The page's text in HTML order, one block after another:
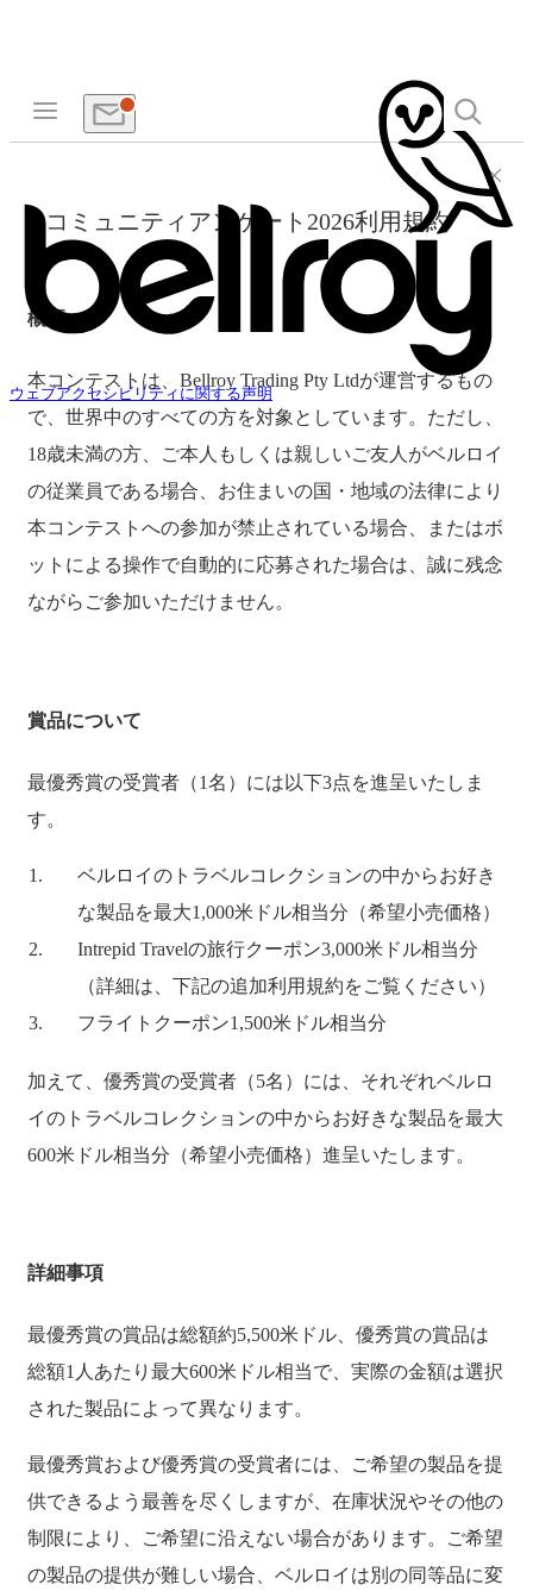
ウェブアクセシビリティに関する声明
コミュニティアンケート2026利用規約
概要
本コンテストは、Bellroy Trading Pty Ltdが運営するもの
で、世界中のすべての方を対象としています。ただし、
18歳未満の方、ご本人もしくは親しいご友人がベルロイ
の従業員である場合、お住まいの国・地域の法律により
本コンテストへの参加が禁止されている場合、またはボ
ットによる操作で自動的に応募された場合は、誠に残念
ながらご参加いただけません。
賞品について
最優秀賞の受賞者（1名）には以下3点を進呈いたしま
す。
ベルロイのトラベルコレクションの中からお好き
な製品を最大1,000米ドル相当分（希望小売価格）
Intrepid Travelの旅行クーポン3,000米ドル相当分
（詳細は、下記の追加利用規約をご覧ください）
フライトクーポン1,500米ドル相当分
加えて、優秀賞の受賞者（5名）には、それぞれベルロ
イのトラベルコレクションの中からお好きな製品を最大
600米ドル相当分（希望小売価格）進呈いたします。
詳細事項
最優秀賞の賞品は総額約5,500米ドル、優秀賞の賞品は
総額1人あたり最大600米ドル相当で、実際の金額は選択
された製品によって異なります。
最優秀賞および優秀賞の受賞者には、ご希望の製品を提
供できるよう最善を尽くしますが、在庫状況やその他の
制限により、ご希望に沿えない場合があります。ご希望
の製品の提供が難しい場合、ベルロイは別の同等品に変